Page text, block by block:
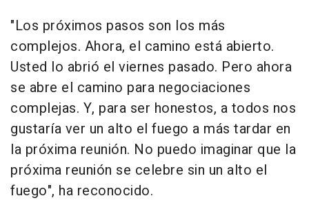
"Los próximos pasos son los más
complejos. Ahora, el camino está abierto.
Usted lo abrió el viernes pasado. Pero ahora
se abre el camino para negociaciones
complejas. Y, para ser honestos, a todos nos
gustaría ver un alto el fuego a más tardar en
la próxima reunión. No puedo imaginar que la
próxima reunión se celebre sin un alto el
fuego", ha reconocido.